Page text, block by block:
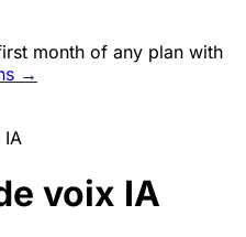
month of any plan with
→
IA
voix IA